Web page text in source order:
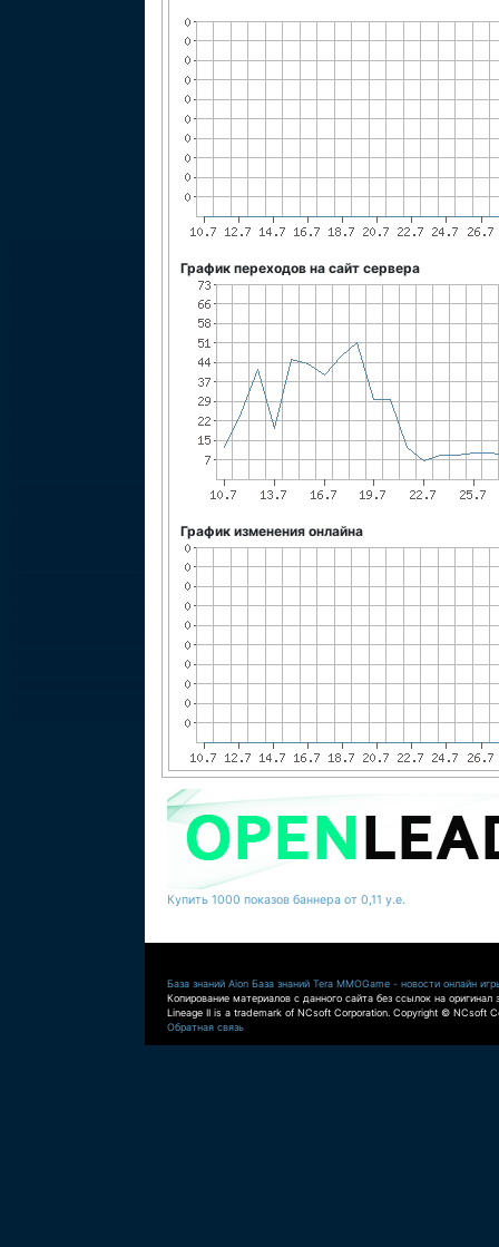
График переходов на сайт сервера
График изменения онлайна
Купить 1000 показов баннера от 0,11 у.е.
База знаний Aion База знаний Tera MMOGame - новости онлайн
Копирование материалов с данного сайта без ссылок на оригинал
Lineage II is a trademark of NCsoft Corporation. Copyright © NCsoft
Обратная связь